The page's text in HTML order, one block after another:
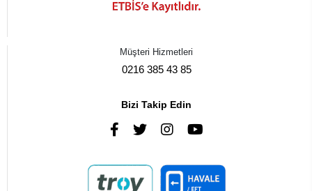
Müşteri Hizmetleri
0216 385 43 85
Bizi Takip Edin